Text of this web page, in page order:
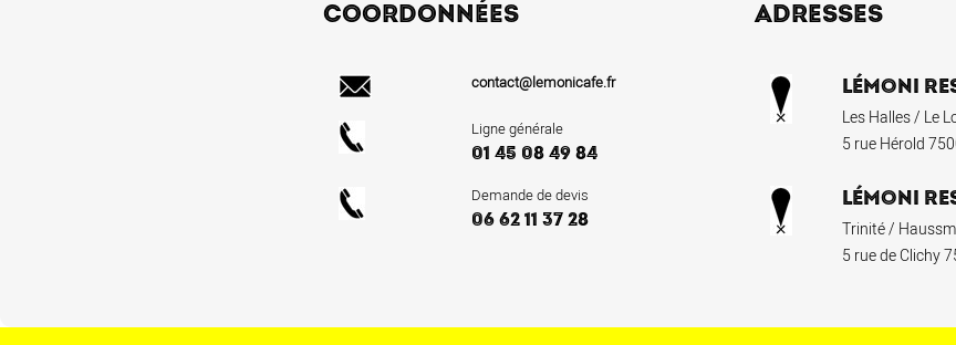
COORDONNÉES
contact@lemonicafe.fr
Ligne générale
01 45 08 49 84
Demande de devis
06 62 11 37 28
ADRESSES
LÉMONI
Les Halles / Le
5 rue Hérold
LÉMONI
Trinité /
5 rue de Clichy